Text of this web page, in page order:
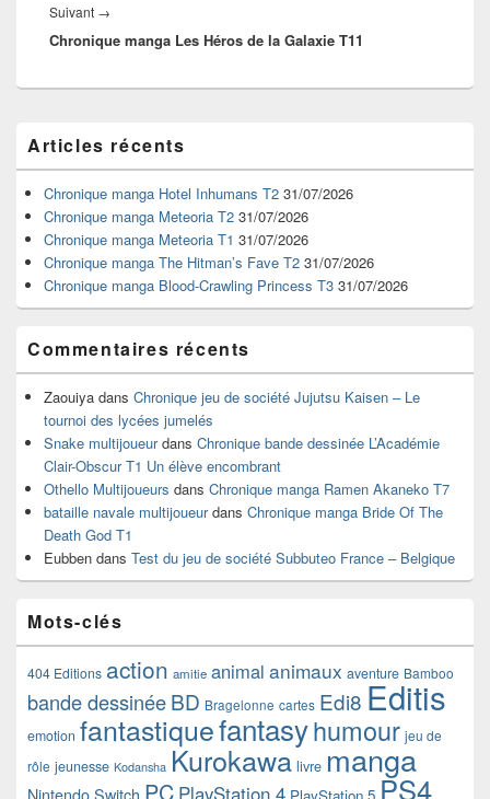
Suivant →
suivant :
Chronique manga Les Héros de la Galaxie T11
principale
de
widget
pour
barre
latérale
Articles récents
Chronique manga Hotel Inhumans T2 31/07/2026
Chronique manga Meteoria T2 31/07/2026
Chronique manga Meteoria T1 31/07/2026
Chronique manga The Hitman’s Fave T2 31/07/2026
Chronique manga Blood-Crawling Princess T3 31/07/2026
Commentaires récents
Zaouiya dans Chronique jeu de société Jujutsu Kaisen – Le
tournoi des lycées jumelés
Snake multijoueurdans Chronique bande dessinée L’Académie
Clair-Obscur T1 Un élève encombrant
Othello Multijoueurs dans Chronique manga Ramen Akaneko T7
bataille navale multijoueurdans Chronique manga Bride Of The
Death God T1
Eubben dans Test du jeu de société Subbuteo France – Belgique
Mots-clés
404 Editions action amitie animal animaux aventure Bamboo
bande dessinéeBD Bragelonne cartes Edi8 Editis
emotion fantastiquefantasyhumour jeu de
rôle jeunesse Kodansha Kurokawa livre manga
Nintendo Switch PC PlayStation 4 PlayStation 5 PS4